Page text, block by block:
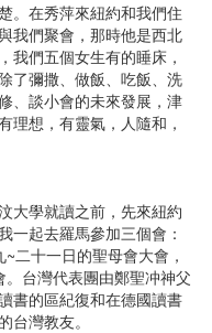
在秀萍來紐約和我們住
我們聚會，那時他是西北
我們五個女生有的睡床，
了彌撒、做飯、吃飯、洗
、談小會的未來發展，津
理想，有靈氣，人隨和，
學就讀之前，先來紐約
一起去羅馬參加三個會：
二十一日的聖母會大會，
台灣代表團由鄭聖冲神父
書的區紀復和在德國讀書
台灣教友。